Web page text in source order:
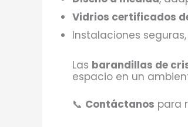
Vidrios certificados
Instalaciones
Las barandillas de
espacio en un
📞 Contáctanos para